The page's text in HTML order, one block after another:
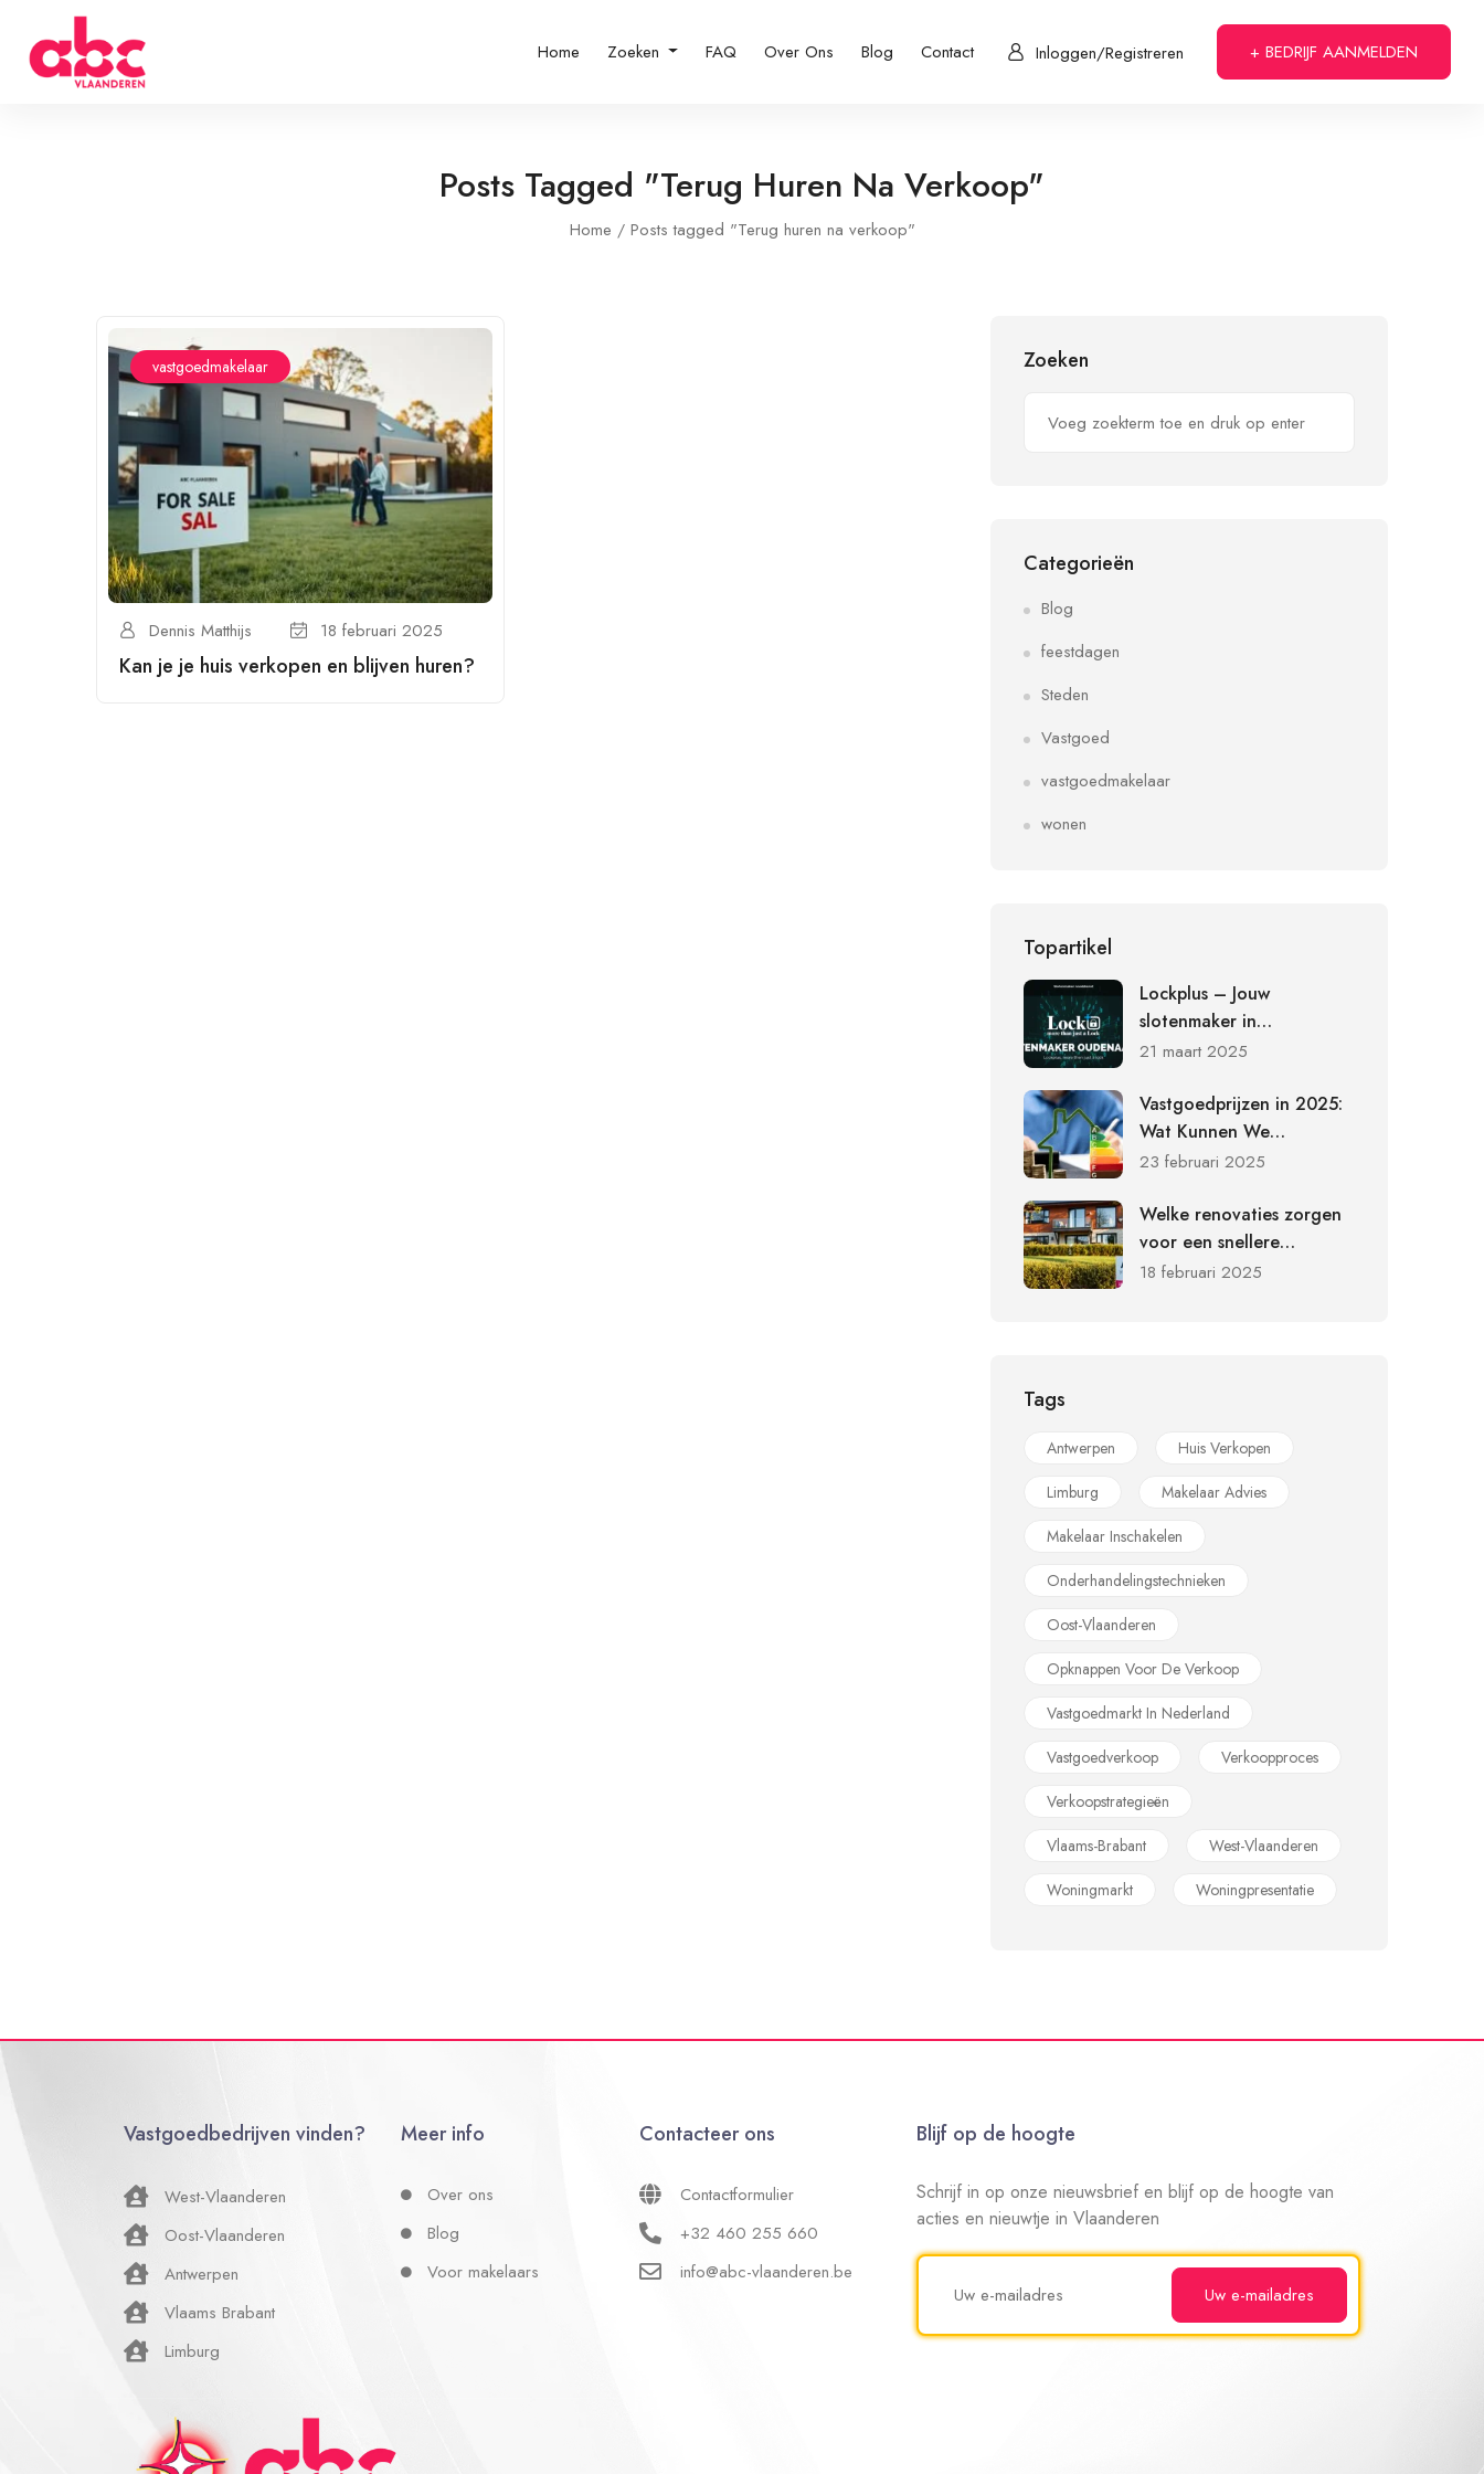
Home Zoeken FAQ Over Ons Blog Contact Inloggen/Registreren + BEDRIJF AANMELDEN
Posts Tagged "Terug Huren Na Verkoop"
Home Posts tagged "Terug huren na verkoop"
vastgoedmakelaar
Dennis Matthijs 18 februari 2025
Kan je je huis verkopen en blijven huren?
Zoeken
Categorieën
Blog
feestdagen
Steden
Vastgoed
vastgoedmakelaar
wonen
Topartikel
Lockplus – Jouw
slotenmaker in
Oudenaarde voor
slotvervanging
21 maart 2025
Vastgoedprijzen in 2025:
Wat Kunnen We
Verwachten?
23 februari 2025
Welke renovaties zorgen
voor een snellere
verkoop?
18 februari 2025
Tags
Antwerpen
Huis Verkopen
Limburg
Makelaar Advies
Makelaar Inschakelen
Onderhandelingstechnieken
Oost-Vlaanderen
Opknappen Voor De Verkoop
Vastgoedmarkt In Nederland
Vastgoedverkoop
Verkoopproces
Verkoopstrategieën
Vlaams-Brabant
West-Vlaanderen
Woningmarkt
Woningpresentatie
Vastgoedbedrijven vinden?
West-Vlaanderen
Oost-Vlaanderen
Antwerpen
Vlaams Brabant
Limburg
Meer info
Over ons
Blog
Voor makelaars
Contacteer ons
Contactformulier
+32 460 255 660
info@abc-vlaanderen.be
Blijf op de hoogte
Schrijf in op onze nieuwsbrief en blijf op de hoogte van
acties en nieuwtje in Vlaanderen